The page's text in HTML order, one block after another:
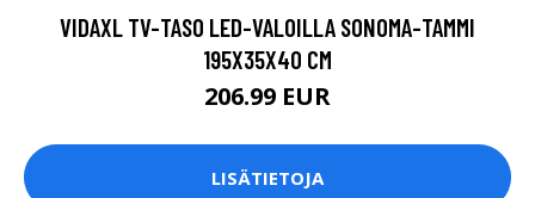
VIDAXL TV-TASO LED-VALOILLA SONOMA-TAMMI
195X35X40 CM
206.99 EUR
LISÄTIETOJA